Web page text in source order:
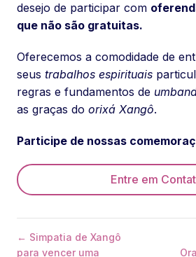
desejo de participar com
que não são gratuitas.
Oferecemos a comodidade de
seus trabalhos espirituais
regras e fundamentos de
as graças do orixá Xangô.
Participe de nossas
Entre em
← Simpatia de Xangô
para vencer uma